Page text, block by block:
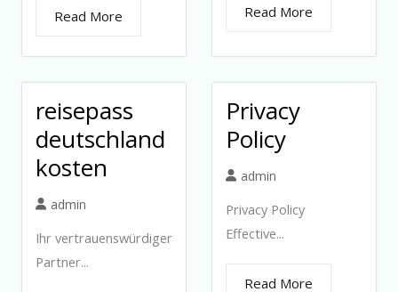
Read More Read More
reisepass
deutschland
kosten
admin
Ihr vertrauenswürdiger
Partner...
Privacy
Policy
admin
Privacy Policy
Effective...
Read More